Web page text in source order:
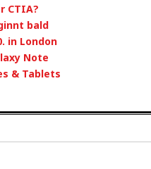
CTIA?
bald
in London
Note
& Tablets